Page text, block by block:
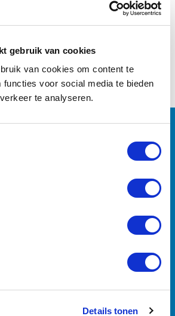
gebruik van cookies
van cookies om content te
functies voor social media te bieden
te analyseren.
Details tonen